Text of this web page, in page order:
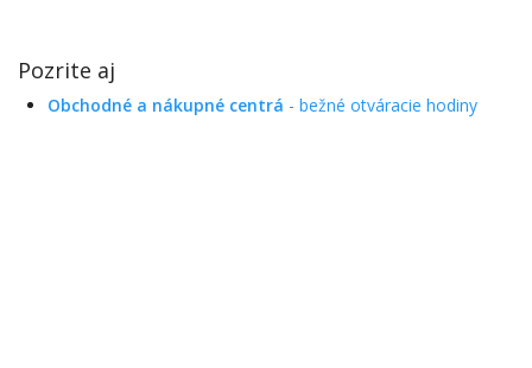
Pozrite aj
Obchodné a nákupné centrá - bežné otváracie hodiny